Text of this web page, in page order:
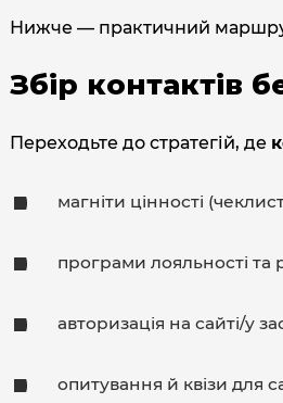
Нижче — практичний
Збір контактів
Переходьте до стратегій, де
магніти цінності
програми лояльності та
авторизація на сайті/у
опитування й квізи для